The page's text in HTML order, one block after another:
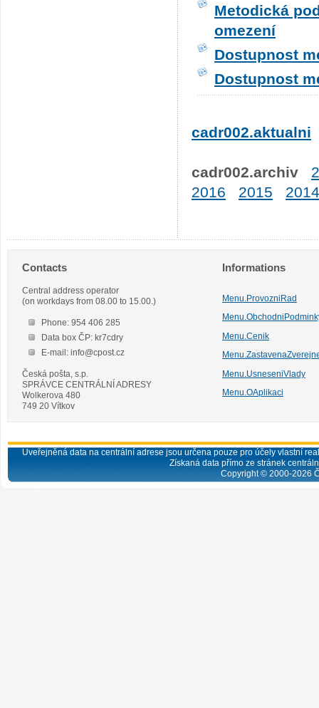
Metodická
omezení
Dostupnost
Dostupnost
cadr002.aktualni
cadr002.archiv
2016
2015 2014
Contacts
Central address operator
(on workdays from 08.00 to 15.00.)
Phone: 954 406 285
Data box ČP: kr7cdry
E-mail: info@cpost.cz
Česká pošta, s.p.
SPRÁVCE CENTRÁLNÍ ADRESY
Wolkerova 480
749 20 Vítkov
Informations
Menu.ProvozniRad
Menu.Cenik
Menu.UsneseniVlady
Menu.OAplikaci
Uveřejněná data na centrální adrese jsou určena pouze pro účely vlastní
Získaná data přímo ze stránek
Copyright © 2000-2026